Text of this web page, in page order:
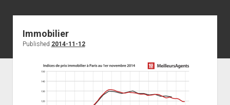
About libre pensée
About this blog
Immobilier
Published 2014-11-12